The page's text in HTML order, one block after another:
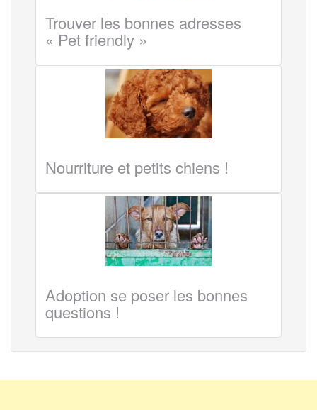
Trouver les bonnes adresses
« Pet friendly »
Nourriture et petits chiens !
Adoption se poser les bonnes
questions !